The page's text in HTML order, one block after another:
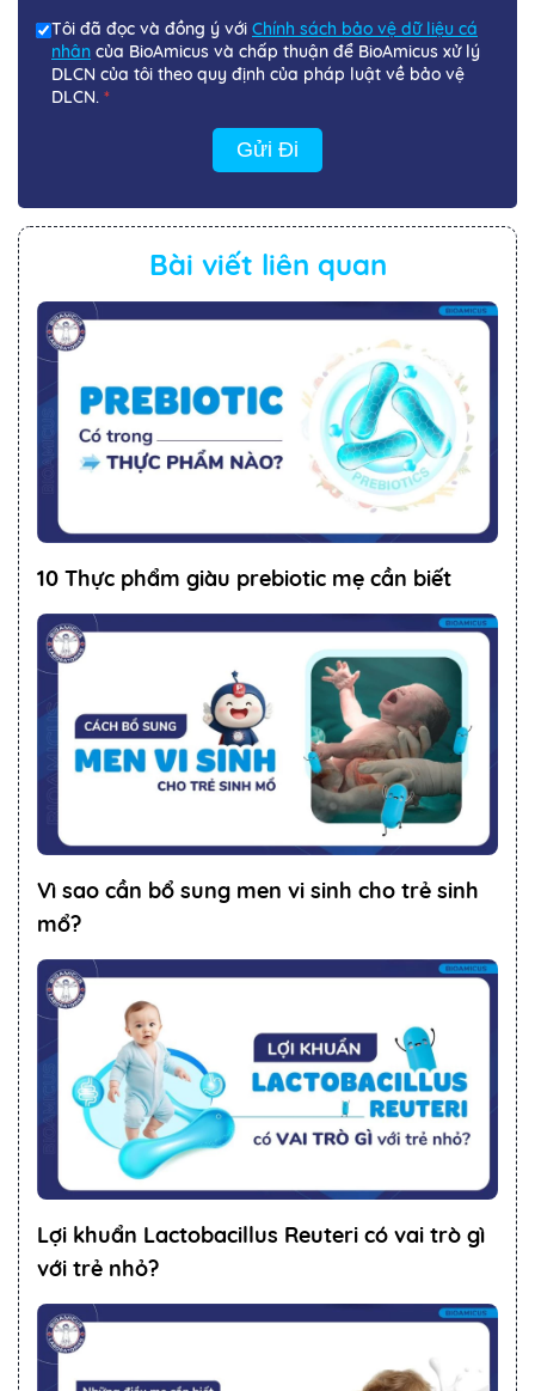
Tôi đã đọc và đồng ý với Chính sách bảo vệ dữ liệu cá
nhân của BioAmicus và chấp thuận để BioAmicus xử lý
DLCN của tôi theo quy định của pháp luật về bảo vệ
DLCN. *
Gửi Đi
Bài viết liên quan
10 Thực phẩm giàu prebiotic mẹ cần biết
Vì sao cần bổ sung men vi sinh cho trẻ sinh
mổ?
Lợi khuẩn Lactobacillus Reuteri có vai trò gì
với trẻ nhỏ?